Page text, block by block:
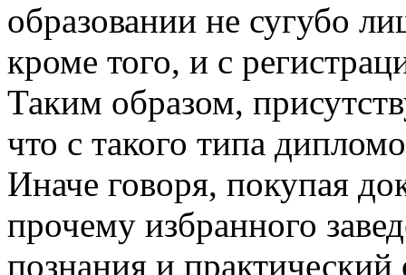
образовании не сугубо
кроме того, и с
Таким образом,
что с такого типа
Иначе говоря, покупая
прочему избранного
познания и